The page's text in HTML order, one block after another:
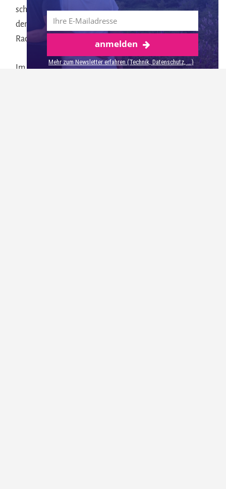
schmecken. Und ehrlich gesagt wäre das sehr schade,
denn das Zwickelbier schmeckt mir fast besser als das
Radeberger Pils.
Im Restaurant haben wir nicht nur gut gefrühstückt,
Mehr über
Radeberg
anmelden
Mehr zum Newsletter erfahren (Technik, Datenschutz, ...)